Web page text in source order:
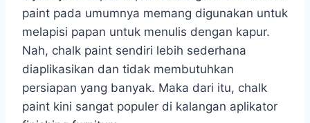
paint pada umumnya memang digunakan untuk
melapisi papan untuk menulis dengan kapur.
Nah, chalk paint sendiri lebih sederhana
diaplikasikan dan tidak membutuhkan
persiapan yang banyak. Maka dari itu, chalk
paint kini sangat populer di kalangan aplikator